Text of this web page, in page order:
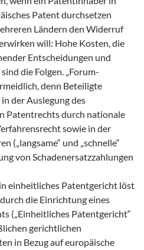
Patent durchsetzen
Ländern den Widerruf
will: Hohe Kosten, die
Entscheidungen und
die Folgen. „Forum-
denn Beteiligte
der Auslegung des
Patentrechts durch nationale
sowie in der
(„langsame“ und „schnelle“
von Schadenersatzzahlungen
einheitliches Patentgericht löst
die Einrichtung eines
(„Einheitliches Patentgericht“
gerichtlichen
in Bezug auf europäische